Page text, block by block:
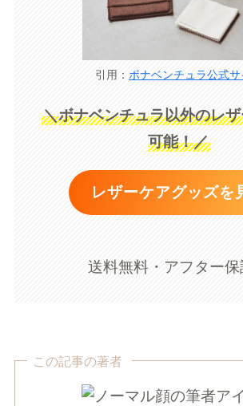
引用： ボナベンチュラ公式サ
＼ボナベンチュラ以外のレ
可能！／
レザーケアグッズを
送料無料・アフター
この記事の著者